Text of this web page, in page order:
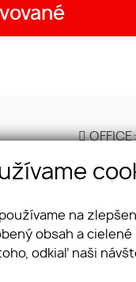
OFFICE:
Lučenec
na
obsah a
odkiaľ naši